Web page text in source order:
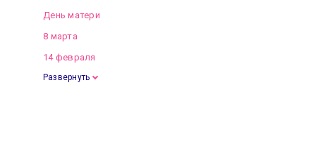
День матери
8 марта
14 февраля
Развернуть